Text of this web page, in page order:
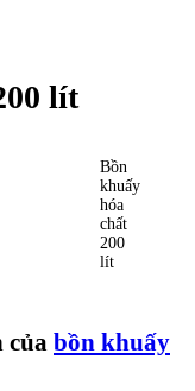
lít
Bồn
khuấy
hóa
chất
200
lít
của bồn khuấy